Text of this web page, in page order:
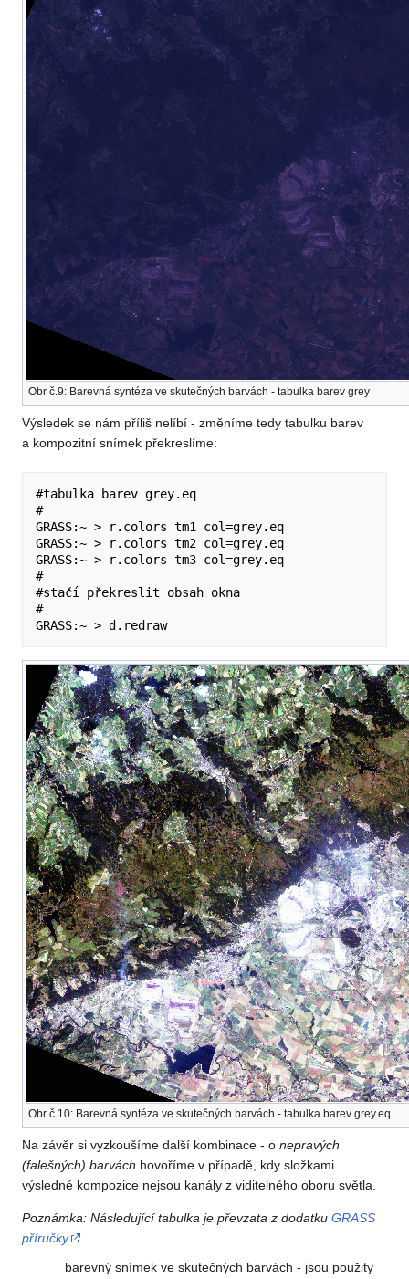
Obr č.9: Barevná syntéza ve skutečných barvách - tabulka barev grey
Výsledek se nám příliš nelíbí - změníme tedy tabulku barev
a kompozitní snímek překreslíme:
#tabulka barev grey.eq
#
GRASS:~ > r.colors tm1 col=grey.eq
GRASS:~ > r.colors tm2 col=grey.eq
GRASS:~ > r.colors tm3 col=grey.eq
#
#stačí překreslit obsah okna
#
Obr č.10: Barevná syntéza ve skutečných barvách - tabulka barev grey.eq
Na závěr si vyzkoušíme další kombinace - o nepravých
(falešných) barvách hovoříme v případě, kdy složkami
výsledné kompozice nejsou kanály z viditelného oboru světla.
Poznámka: Následující tabulka je převzata z dodatku GRASS
příručky
.
barevný snímek ve skutečných barvách - jsou použity